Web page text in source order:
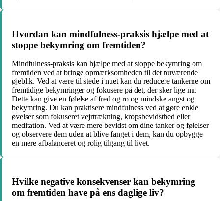
Hvordan kan mindfulness-praksis hjælpe med at
stoppe bekymring om fremtiden?
Mindfulness-praksis kan hjælpe med at stoppe bekymring om
fremtiden ved at bringe opmærksomheden til det nuværende
øjeblik. Ved at være til stede i nuet kan du reducere tankerne om
fremtidige bekymringer og fokusere på det, der sker lige nu.
Dette kan give en følelse af fred og ro og mindske angst og
bekymring. Du kan praktisere mindfulness ved at gøre enkle
øvelser som fokuseret vejrtrækning, kropsbevidsthed eller
meditation. Ved at være mere bevidst om dine tanker og følelser
og observere dem uden at blive fanget i dem, kan du opbygge
en mere afbalanceret og rolig tilgang til livet.
Hvilke negative konsekvenser kan bekymring
om fremtiden have på ens daglige liv?